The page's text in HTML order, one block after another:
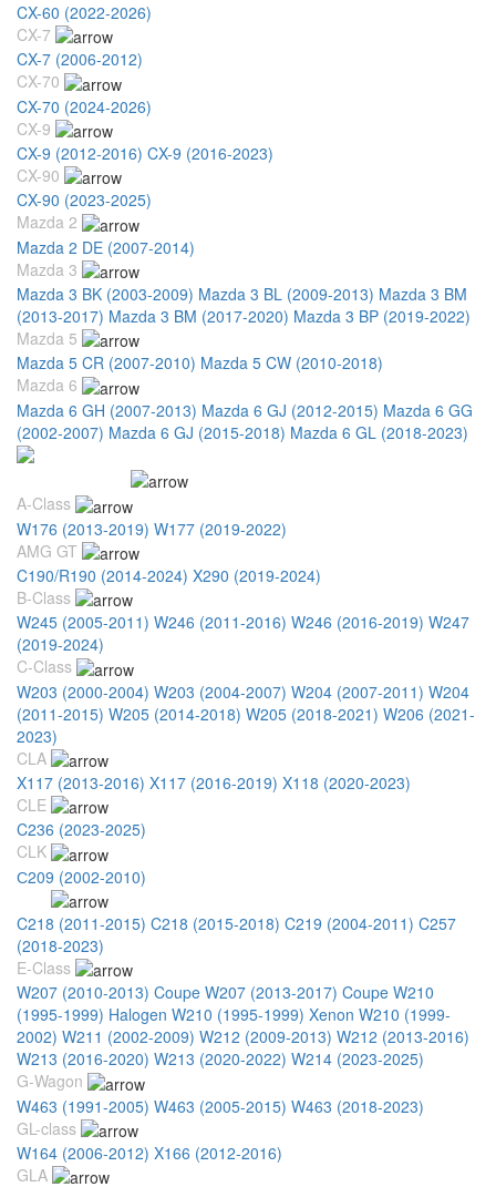
CX-60 (2022-2026)
CX-7
CX-7 (2006-2012)
CX-70
CX-70 (2024-2026)
CX-9
CX-9 (2012-2016) CX-9 (2016-2023)
CX-90
CX-90 (2023-2025)
Mazda 2
Mazda 2 DE (2007-2014)
Mazda 3
Mazda 3 BK (2003-2009) Mazda 3 BL (2009-2013) Mazda 3 BM
(2013-2017) Mazda 3 BM (2017-2020) Mazda 3 BP (2019-2022)
Mazda 5
Mazda 5 CR (2007-2010) Mazda 5 CW (2010-2018)
Mazda 6
Mazda 6 GH (2007-2013) Mazda 6 GJ (2012-2015) Mazda 6 GG
(2002-2007) Mazda 6 GJ (2015-2018) Mazda 6 GL (2018-2023)
A-Class
W176 (2013-2019) W177 (2019-2022)
AMG GT
C190/R190 (2014-2024) X290 (2019-2024)
B-Class
W245 (2005-2011) W246 (2011-2016) W246 (2016-2019) W247
(2019-2024)
C-Class
W203 (2000-2004) W203 (2004-2007) W204 (2007-2011) W204
(2011-2015) W205 (2014-2018) W205 (2018-2021) W206 (2021-
2023)
CLA
X117 (2013-2016) X117 (2016-2019) X118 (2020-2023)
CLE
C236 (2023-2025)
CLK
С209 (2002-2010)
C218 (2011-2015) C218 (2015-2018) C219 (2004-2011) C257
(2018-2023)
E-Class
W207 (2010-2013) Coupe W207 (2013-2017) Coupe W210
(1995-1999) Halogen W210 (1995-1999) Xenon W210 (1999-
2002) W211 (2002-2009) W212 (2009-2013) W212 (2013-2016)
W213 (2016-2020) W213 (2020-2022) W214 (2023-2025)
G-Wagon
W463 (1991-2005) W463 (2005-2015) W463 (2018-2023)
GL-class
W164 (2006-2012) X166 (2012-2016)
GLA